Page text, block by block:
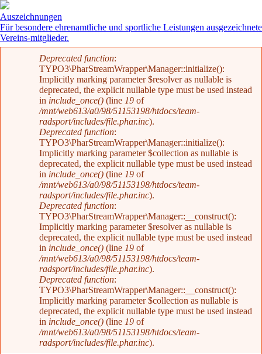
Auszeichnungen
Für besondere ehrenamtliche und sportliche Leistungen ausgezeichnete
Vereins-mitglieder.
Fehlermeldung
Deprecated function:
TYPO3\PharStreamWrapper\Manager::initialize():
Implicitly marking parameter $resolver as nullable is
deprecated, the explicit nullable type must be used instead
in include_once() (line 19 of
/mnt/web613/a0/98/51153198/htdocs/team-
radsport/includes/file.phar.inc).
Deprecated function:
TYPO3\PharStreamWrapper\Manager::initialize():
Implicitly marking parameter $collection as nullable is
deprecated, the explicit nullable type must be used instead
in include_once() (line 19 of
/mnt/web613/a0/98/51153198/htdocs/team-
radsport/includes/file.phar.inc).
Deprecated function:
TYPO3\PharStreamWrapper\Manager::__construct():
Implicitly marking parameter $resolver as nullable is
deprecated, the explicit nullable type must be used instead
in include_once() (line 19 of
/mnt/web613/a0/98/51153198/htdocs/team-
radsport/includes/file.phar.inc).
Deprecated function:
TYPO3\PharStreamWrapper\Manager::__construct():
Implicitly marking parameter $collection as nullable is
deprecated, the explicit nullable type must be used instead
in include_once() (line 19 of
/mnt/web613/a0/98/51153198/htdocs/team-
radsport/includes/file.phar.inc).